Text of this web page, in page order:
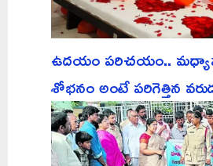
ఉదయం పరిచయం..
శోభనం అంటే పరిగెత్తిన